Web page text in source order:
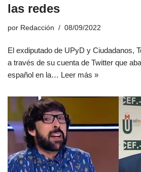
las redes
por Redacción 08/09/2022
El exdiputado de UPyD y Ciudadanos,
a través de su cuenta de Twitter que
español en la… Leer más »